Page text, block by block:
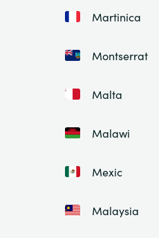
Martinica
Montserrat
Malta
Malawi
Mexic
Malaysia